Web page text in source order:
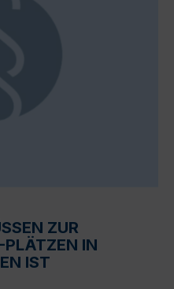
ZUR
IN
IST